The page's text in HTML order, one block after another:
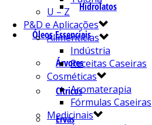
Hidrolatos
Óleos Essenciais
Árvores
Cítricos
Ervas
U – Z
P&D e Aplicações
Alimentícias
Indústria
Receitas Caseiras
Cosméticas
Aromaterapia
Fórmulas Caseiras
Medicinais